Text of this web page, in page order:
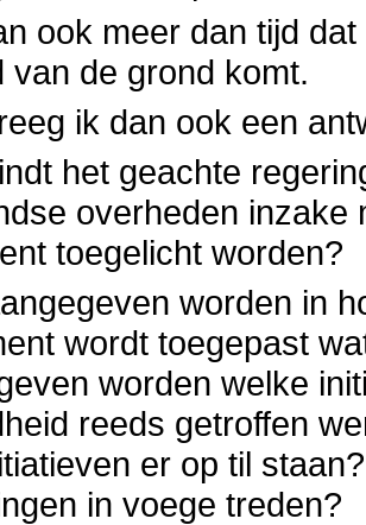
ook meer dan tijd
van de grond komt.
ik dan ook een
het geachte
overheden
toegelicht worden?
worden in
wordt toegepast
worden welke
reeds getroffen
er op til
in voege treden?